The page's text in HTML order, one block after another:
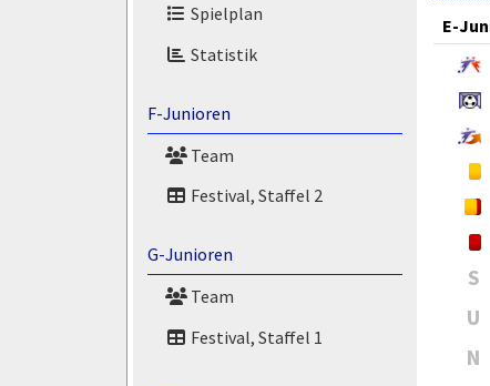
Spielplan
Statistik
F-Junioren
Team
Festival, Staffel 2
G-Junioren
Team
Festival, Staffel 1
E-
S
U
N